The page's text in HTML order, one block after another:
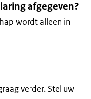
afgegeven?
wordt alleen in
verder. Stel uw